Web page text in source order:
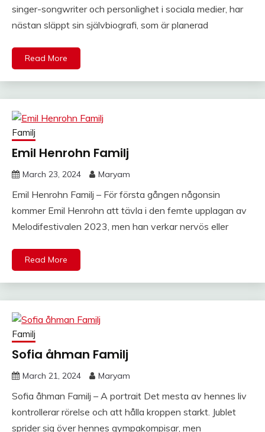
singer-songwriter och personlighet i sociala medier, har
nästan släppt sin självbiografi, som är planerad
Read More
Familj
Emil Henrohn Familj
March 23, 2024 Maryam
Emil Henrohn Familj – För första gången någonsin
kommer Emil Henrohn att tävla i den femte upplagan av
Melodifestivalen 2023, men han verkar nervös eller
Read More
Familj
Sofia åhman Familj
March 21, 2024 Maryam
Sofia åhman Familj – A portrait Det mesta av hennes liv
kontrollerar rörelse och att hålla kroppen starkt. Jublet
sprider sig över hennes gympakompisar, men